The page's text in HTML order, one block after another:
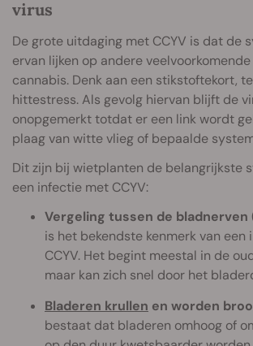
virus
De grote uitdaging met CCYV is dat de
ervan lijken op andere
cannabis. Denk aan een stikstoftekort,
hittestress. Als gevolg hiervan blijft de
onopgemerkt totdat er een link wordt
plaag van witte vlieg of bepaalde
Dit zijn bij wietplanten de belangrijkste
een infectie met CCYV:
Vergeling tussen de bladnerven
is het bekendste kenmerk van een
CCYV. Het begint meestal in de
maar kan zich snel door het
Bladeren krullen en worden
bestaat dat bladeren omhoog of